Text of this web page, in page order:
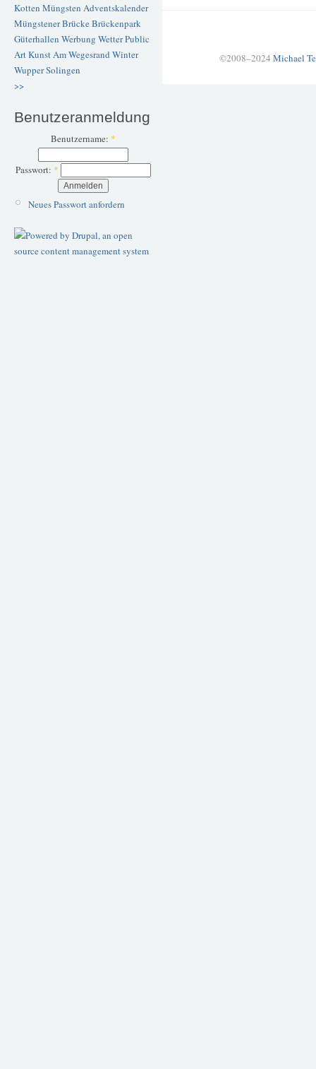
Kotten Müngsten Adventskalender
Müngstener BrückeBrückenpark
Güterhallen Werbung WetterPublic
ArtKunstAm Wegesrand Winter
WupperSolingen
>>
Benutzeranmeldung
Benutzername: *
Passwort: *
Neues Passwort anfordern
©2008–2024 Michael